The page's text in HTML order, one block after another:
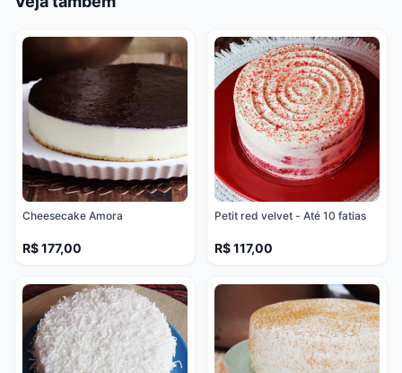
Cheesecake Amora
R$ 177,00
Petit red velvet - Até 10 fatias
R$ 117,00